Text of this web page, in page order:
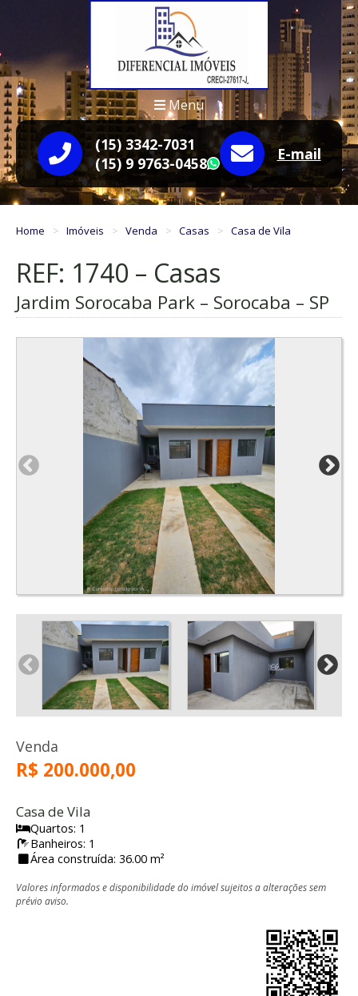
Menu
(15) 3342-7031
(15) 9 9763-0458
WhatsApp
E-mail
Home Imóveis Venda Casas Casa de Vila
REF: 1740 – Casas
Jardim Sorocaba Park – Sorocaba – SP
Venda
R$ 200.000,00
Casa de Vila
Quartos: 1
Banheiros: 1
Área construída: 36.00 m²
Valores informados e disponibilidade do imóvel sujeitos a alterações sem
prévio aviso.